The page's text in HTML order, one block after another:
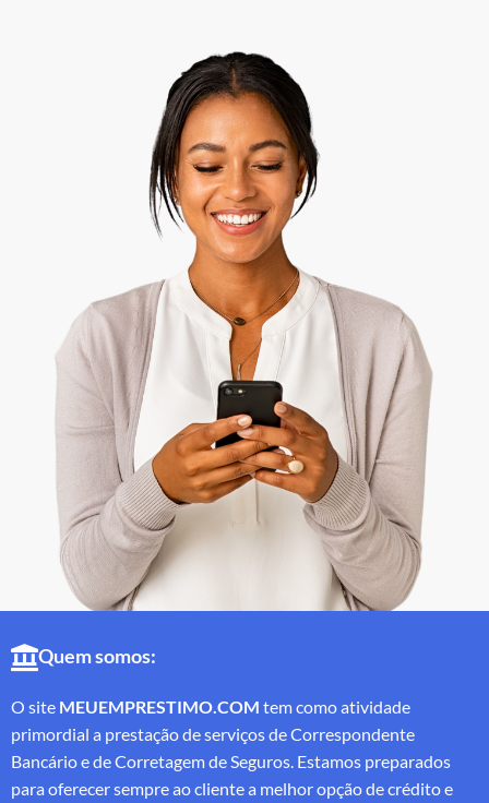
Quem somos:
O site MEUEMPRESTIMO.COM tem como atividade
primordial a prestação de serviços de Correspondente
Bancário e de Corretagem de Seguros. Estamos preparados
para oferecer sempre ao cliente a melhor opção de crédito e